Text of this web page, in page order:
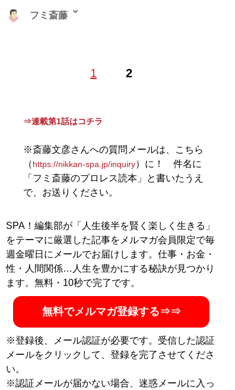
1 2
フミ斎藤
⇒連載第1話はコチラ
※斎藤文彦さんへの質問メールは、こちら
（https://nikkan-spa.jp/inquiry）に！ 件名に
「フミ斎藤のプロレス読本」と書いたうえ
で、お送りください。
SPA！編集部が「人生後半を賢く楽しく生きる」
をテーマに厳選した記事をメルマガ会員限定で毎
週金曜日にメールでお届けします。仕事・お金・
性・人間関係…人生を豊かにする秘訣が見つかり
ます。無料・10秒で完了です。
無料でメルマガ登録する⇒⇒
※登録後、メール認証が必要です。受信した認証
メールをクリックして、登録を完了させてくださ
い。
※認証メールが届かない場合、迷惑メールに入っ